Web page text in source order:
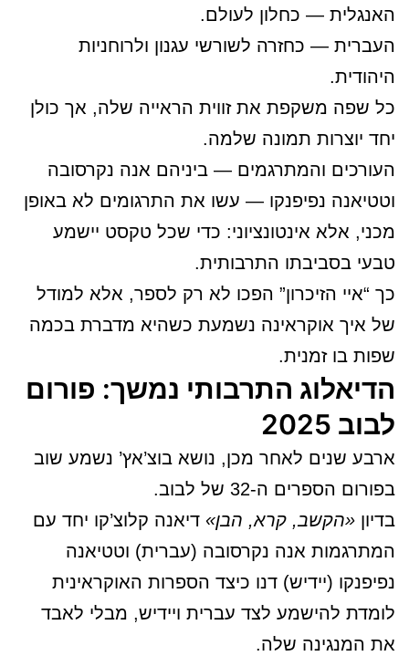
האנגלית — כחלון לעולם.
העברית — כחזרה לשורשי עגנון ולרוחניות
היהודית.
כל שפה משקפת את זווית הראייה שלה, אך כולן
יחד יוצרות תמונה שלמה.
העורכים והמתרגמים — ביניהם אנה נקרסובה
וטטיאנה נפיפנקו — עשו את התרגומים לא באופן
מכני, אלא אינטונציוני: כדי שכל טקסט יישמע
טבעי בסביבתו התרבותית.
כך “איי הזיכרון” הפכו לא רק לספר, אלא למודל
של איך אוקראינה נשמעת כשהיא מדברת בכמה
שפות בו זמנית.
הדיאלוג התרבותי נמשך: פורום
לבוב 2025
ארבע שנים לאחר מכן, נושא בוצ’אץ’ נשמע שוב
בפורום הספרים ה-32 של לבוב.
בדיון «הקשב, קרא, הבן» דיאנה קלוצ’קו יחד עם
המתרגמות אנה נקרסובה (עברית) וטטיאנה
נפיפנקו (יידיש) דנו כיצד הספרות האוקראינית
לומדת להישמע לצד עברית ויידיש, מבלי לאבד
את המנגינה שלה.